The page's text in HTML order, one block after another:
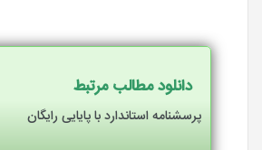
دانلود مطالب مرتبط
پرسشنامه استاندارد با پایایی رایگان